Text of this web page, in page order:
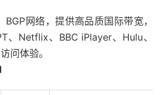
BGP网络，提供高品质国际带宽，
、Netflix、BBC iPlayer、Hulu、
问体验。